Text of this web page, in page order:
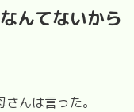
んてないから
んは言った。